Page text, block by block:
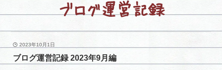
ブログ運営記録
2023年10月1日
ブログ運営記録 2023年9月編